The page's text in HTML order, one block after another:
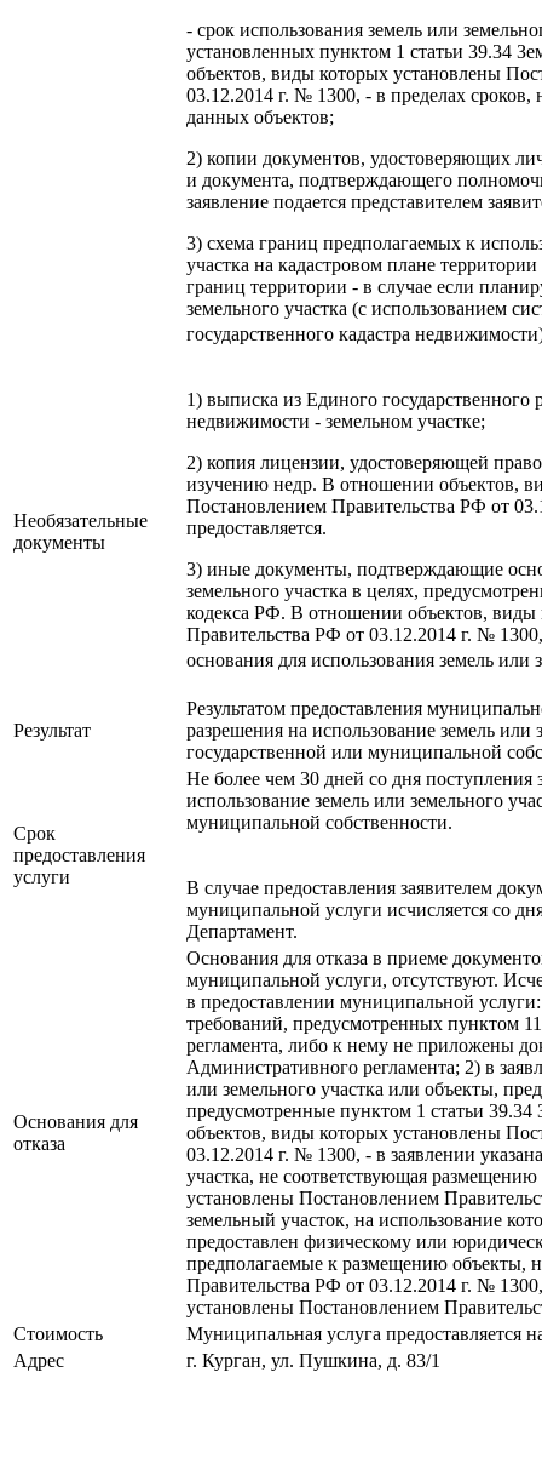
- срок использования земель или
установленных пунктом 1 статьи 39.34
объектов, виды которых установлены
03.12.2014 г. № 1300, - в пределах
данных объектов;
2) копии документов, удостоверяющих
и документа, подтверждающего
заявление подается представителем
3) схема границ предполагаемых к
участка на кадастровом плане
границ территории - в случае если
земельного участка (с использованием
государственного кадастра
Необязательные
документы
1) выписка из Единого
недвижимости - земельном участке;
2) копия лицензии, удостоверяющей
изучению недр. В отношении объектов,
Постановлением Правительства РФ от
предоставляется.
3) иные документы, подтверждающие
земельного участка в целях,
кодекса РФ. В отношении объектов,
Правительства РФ от 03.12.2014 г. №
основания для использования земель или
Результат
Результатом предоставления
разрешения на использование земель или
государственной или муниципальной
Срок
предоставления
услуги
Не более чем 30 дней со дня поступления
использование земель или земельного
муниципальной собственности.
В случае предоставления заявителем
муниципальной услуги исчисляется со
Департамент.
Основания для
отказа
Основания для отказа в приеме
муниципальной услуги, отсутствуют.
в предоставлении муниципальной
требований, предусмотренных пунктом
регламента, либо к нему не приложены
Административного регламента; 2) в
или земельного участка или объекты,
предусмотренные пунктом 1 статьи
объектов, виды которых установлены
03.12.2014 г. № 1300, - в заявлении
участка, не соответствующая
установлены Постановлением
земельный участок, на использование
предоставлен физическому или
предполагаемые к размещению объекты,
Правительства РФ от 03.12.2014 г. №
установлены Постановлением
Стоимость
Муниципальная услуга предоставляется
Адрес
г. Курган, ул. Пушкина, д. 83/1